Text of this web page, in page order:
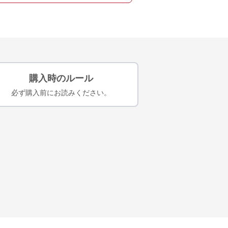
購入時のルール
必ず購入前にお読みください。